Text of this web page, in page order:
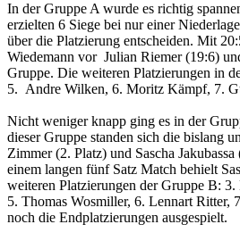
In der Gruppe A wurde es richtig
erzielten 6 Siege bei nur einer
über die Platzierung entscheiden. Mit
Wiedemann vor Julian Riemer (19:6)
Gruppe. Die weiteren Platzierungen in
5. Andre Wilken, 6. Moritz Kämpf, 7.
Nicht weniger knapp ging es in der
dieser Gruppe standen sich die bislang
Zimmer (2. Platz) und Sascha Jakubassa
einem langen fünf Satz Match behielt
weiteren Platzierungen der Gruppe B:
5. Thomas Wosmiller, 6. Lennart Ritter,
noch die Endplatzierungen ausgespielt.